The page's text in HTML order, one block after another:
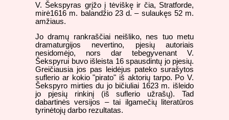
V. Šekspyras grįžo į tėviškę ir čia, Stratforde,
mirė1616 m. balandžio 23 d. – sulaukęs 52 m.
amžiaus.
Jo dramų rankraščiai neišliko, nes tuo metu
dramaturgijos nevertino, pjesių autoriais
nesidomėjo, nors dar tebegyvenant V.
Šekspyrui buvo išleista 16 spausdintų jo pjesių.
Greičiausia jos pas leidėjus pateko surašytos
suflerio ar kokio "pirato" iš aktorių tarpo. Po V.
Šekspyro mirties du jo bičiuliai 1623 m. išleido
jo pjesių rinkinį (iš suflerio užrašų). Tad
dabartinės versijos – tai ilgamečių literatūros
tyrinėtojų darbo rezultatas.